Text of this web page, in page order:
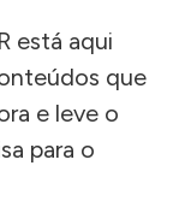
está aqui
que
e leve o
para o